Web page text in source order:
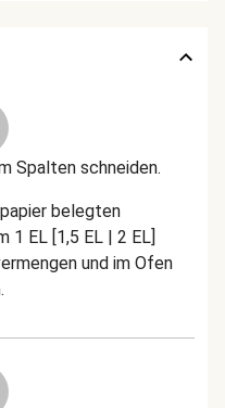
Spalten schneiden.
belegten
1 EL [1,5 EL | 2 EL]
und im Ofen